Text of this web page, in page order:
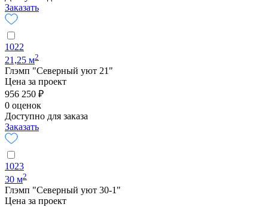
Заказать
1022
21,25 м2
Глэмп "Северный уют 21"
Цена за проект
956 250 ₽
0 оценок
Доступно для заказа
Заказать
1023
30 м2
Глэмп "Северный уют 30-1"
Цена за проект